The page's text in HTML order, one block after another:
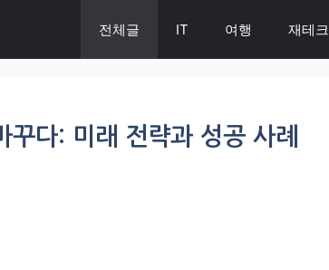
전체글 IT 여행 재테크
다: 미래 전략과 성공 사례